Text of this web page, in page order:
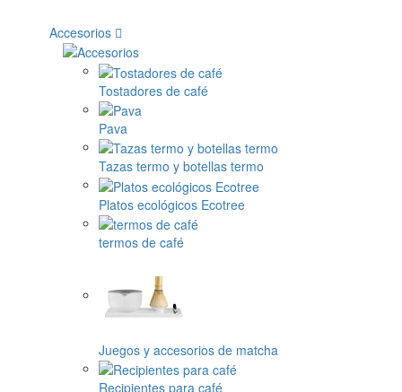
Accesorios
Tostadores de café
Pava
Tazas termo y botellas termo
Platos ecológicos Ecotree
termos de café
Juegos y accesorios de matcha
Recipientes para café